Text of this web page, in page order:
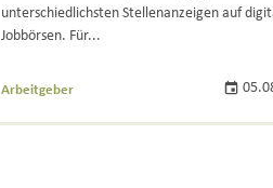
unterschiedlichsten Stellenanzeigen auf
Jobbörsen. Für...
Arbeitgeber